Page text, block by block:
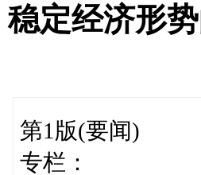
稳定经济形
第1版(要闻)
专栏：